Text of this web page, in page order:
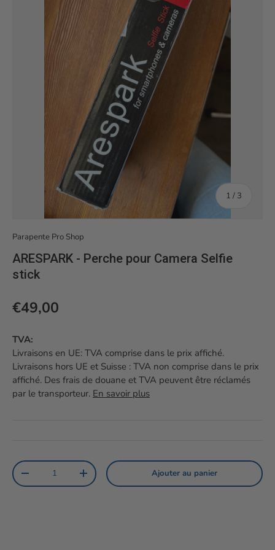
1 / de
3
Parapente Pro Shop
ARESPARK - Perche pour Camera Selfie
stick
Prix habituel
€49,00
TVA:
Livraisons en UE: TVA comprise dans le prix affiché.
Livraisons hors UE et Suisse : TVA non comprise dans le prix
affiché. Des frais de douane et TVA peuvent être réclamés
par le transporteur. En savoir plus
Qté
Diminuer la quantitéAugmenter la quantitéAjouter au panier